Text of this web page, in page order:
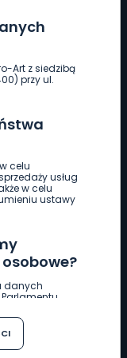
Art z siedzibą
przy ul.
celu
usług
w celu
ustawy
danych
z
uchylenia